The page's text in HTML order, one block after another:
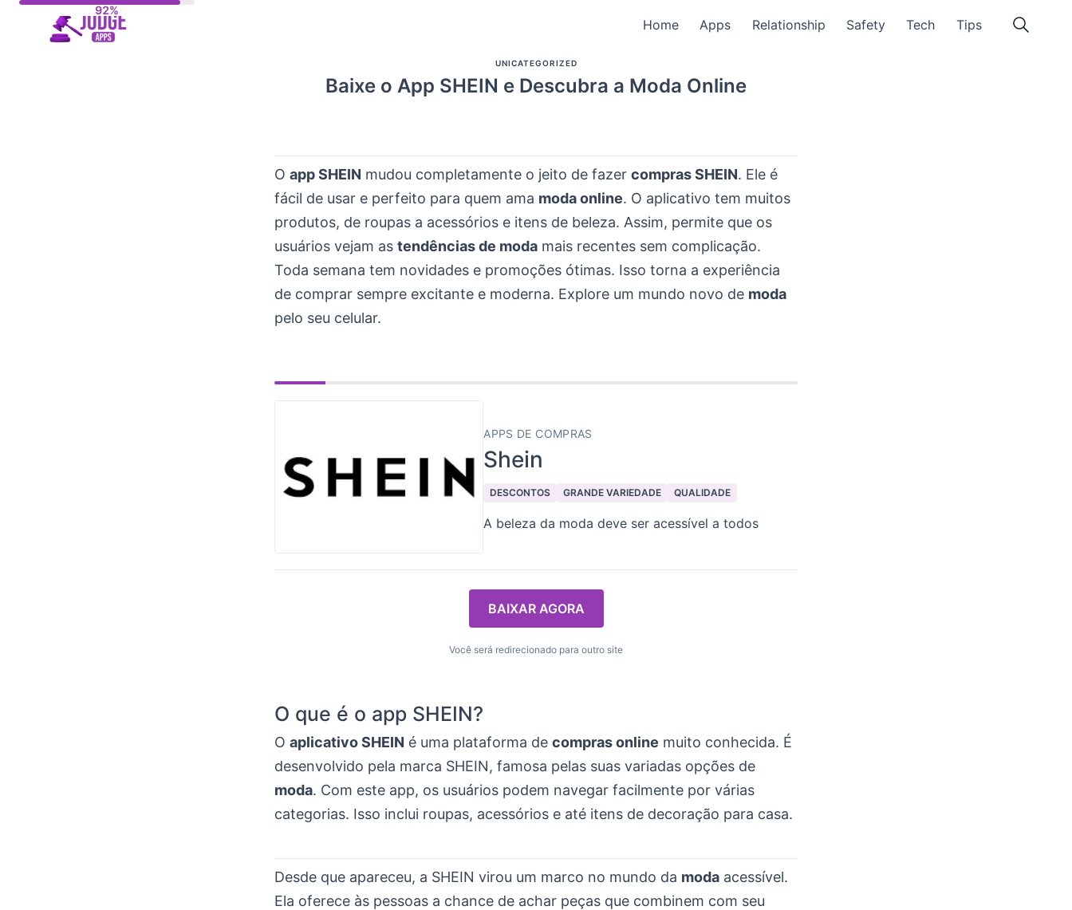
Home Apps Relationship Safety Tech Tips
UNICATEGORIZED
Baixe o App SHEIN e Descubra a Moda Online
O app SHEIN mudou completamente o jeito de fazer compras SHEIN. Ele é
fácil de usar e perfeito para quem ama moda online. O aplicativo tem muitos
produtos, de roupas a acessórios e itens de beleza. Assim, permite que os
usuários vejam as tendências de moda mais recentes sem complicação.
Toda semana tem novidades e promoções ótimas. Isso torna a experiência
de comprar sempre excitante e moderna. Explore um mundo novo de moda
pelo seu celular.
APPS DE COMPRAS
Shein
DESCONTOS GRANDE VARIEDADE QUALIDADE
A beleza da moda deve ser acessível a todos
BAIXAR AGORA
Você será redirecionado para outro site
O que é o app SHEIN?
O aplicativo SHEIN é uma plataforma de compras online muito conhecida. É
desenvolvido pela marca SHEIN, famosa pelas suas variadas opções de
moda. Com este app, os usuários podem navegar facilmente por várias
categorias. Isso inclui roupas, acessórios e até itens de decoração para casa.
Desde que apareceu, a SHEIN virou um marco no mundo da moda acessível.
Ela oferece às pessoas a chance de achar peças que combinem com seu